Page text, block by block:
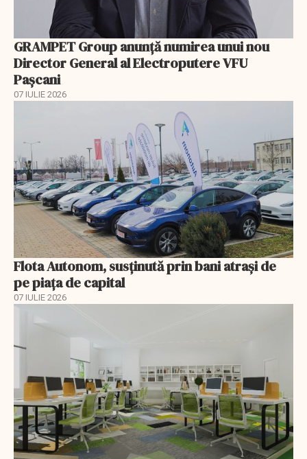
GRAMPET Group anunță numirea unui nou
Director General al Electroputere VFU
Pașcani
07 IULIE 2026
Flota Autonom, susținută prin bani atrași de
pe piața de capital
07 IULIE 2026